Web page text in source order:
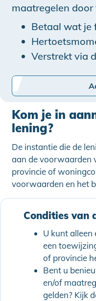
maatregelen door
Betaal wat je
Verstrekt via
Kom je in
lening?
De instantie die de
aan de voorwaarden
provincie of
voorwaarden en het
Condities van
U kunt alleen
een
of provincie
Bent u
en/of
gelden? Kijk